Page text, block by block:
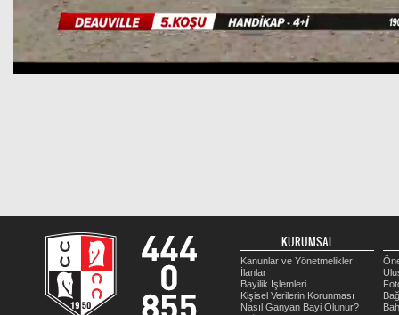
KURUMSAL
Kanunlar ve Yönetmelikler
İlanlar
Bayilik İşlemleri
Kişisel Verilerin Korunması
Nasıl Ganyan Bayi Olunur?